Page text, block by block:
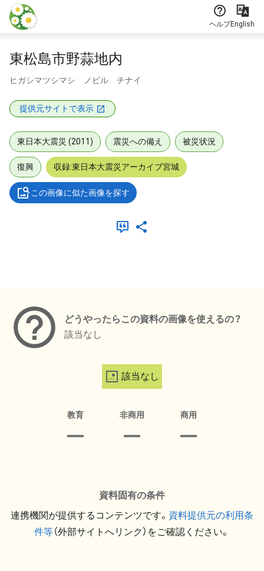
本文に飛ぶ
ヘルプEnglish
東松島市野蒜地内
ヒガシマツシマシ ノビル チナイ
提供元サイトで表示
東日本大震災 (2011) 震災への備え 被災状況
復興 収録:東日本大震災アーカイブ宮城
この画像に似た画像を探す
どうやったらこの資料の画像を使えるの？
該当なし
該当なし
教育 非商用 商用
資料固有の条件
連携機関が提供するコンテンツです。 資料提供元の利用条
件等（外部サイトへリンク）をご確認ください。